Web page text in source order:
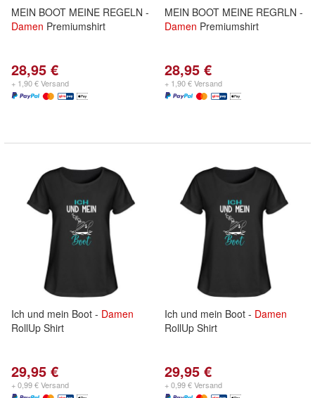
MEIN BOOT MEINE REGELN -
Damen Premiumshirt
28,95 €
+ 1,90 € Versand
MEIN BOOT MEINE REGRLN -
Damen Premiumshirt
28,95 €
+ 1,90 € Versand
Ich und mein Boot - Damen
RollUp Shirt
29,95 €
+ 0,99 € Versand
Ich und mein Boot - Damen
RollUp Shirt
29,95 €
+ 0,99 € Versand